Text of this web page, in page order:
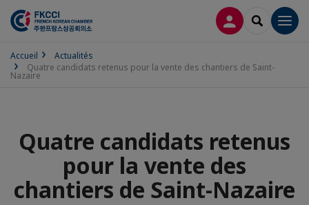
CONNEXION
Accueil
Actualités
Quatre candidats retenus pour la vente des chantiers de Saint-
Nazaire
Quatre candidats retenus
pour la vente des
chantiers de Saint-Nazaire